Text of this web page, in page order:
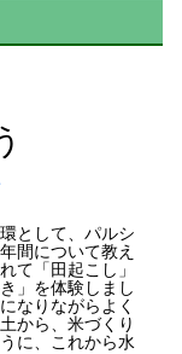
として、パルシ
間について教え
て「田起こし」
」を体験しまし
なりながらよく
から、米づくり
に、これから水